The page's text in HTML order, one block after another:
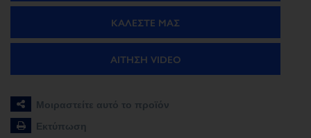
ΚΑΛΈΣΤΕ ΜΑΣ
ΑΊΤΗΣΗ VIDEO
Μοιραστείτε αυτό το προϊόν
Εκτύπωση